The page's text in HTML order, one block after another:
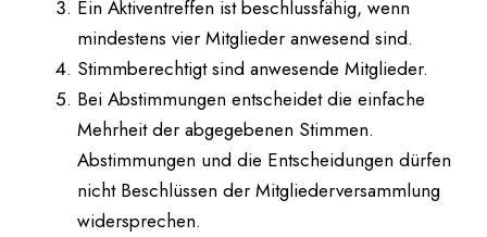
Ein Aktiventreffen ist beschlussfähig, wenn
mindestens vier Mitglieder anwesend sind.
Stimmberechtigt sind anwesende Mitglieder.
Bei Abstimmungen entscheidet die einfache
Mehrheit der abgegebenen Stimmen.
Abstimmungen und die Entscheidungen dürfen
nicht Beschlüssen der Mitgliederversammlung
widersprechen.